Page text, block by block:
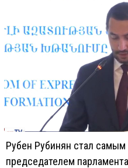
Рубен Рубинян стал
председателем парламента